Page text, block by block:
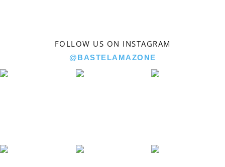
FOLLOW US ON INSTAGRAM
@BASTELAMAZONE